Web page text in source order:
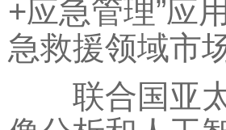
+应急管理”应
急救援领域市
联合国亚太